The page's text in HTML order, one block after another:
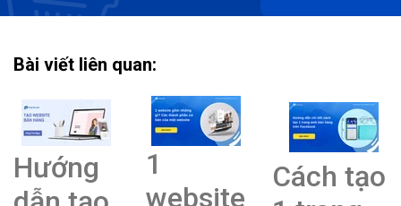
Bài viết liên quan:
Hướng
1
website
Cách tạo